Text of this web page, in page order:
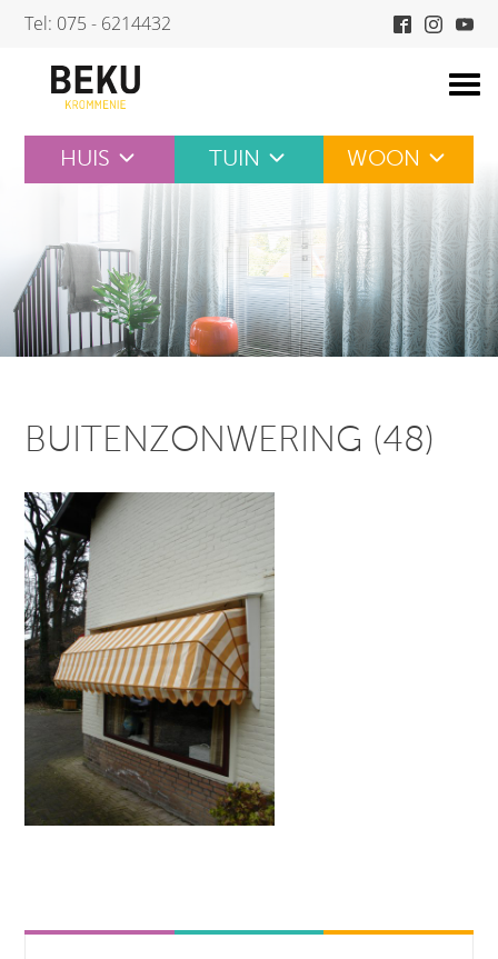
Skip
content
Tel: 075 - 6214432
HUIS TUIN WOON
BUITENZONWERING (48)